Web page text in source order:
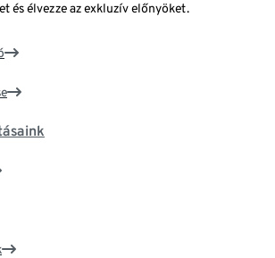
és élvezze az exkluzív előnyöket.